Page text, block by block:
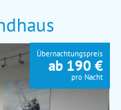
Übernachtungspreis
ab 190 €
pro Nacht